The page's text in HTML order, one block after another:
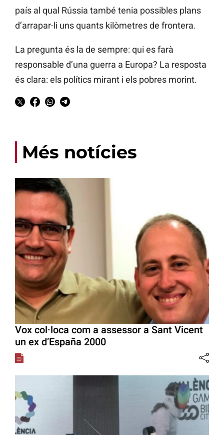
país al qual Rússia també tenia possibles plans
d’arrapar-li uns quants kilòmetres de frontera.
La pregunta és la de sempre: qui es farà
responsable d’una guerra a Europa? La resposta
és clara: els polítics mirant i els pobres morint.
Més notícies
Vox col·loca com a assessor a Sant Vicent
un ex d’España 2000